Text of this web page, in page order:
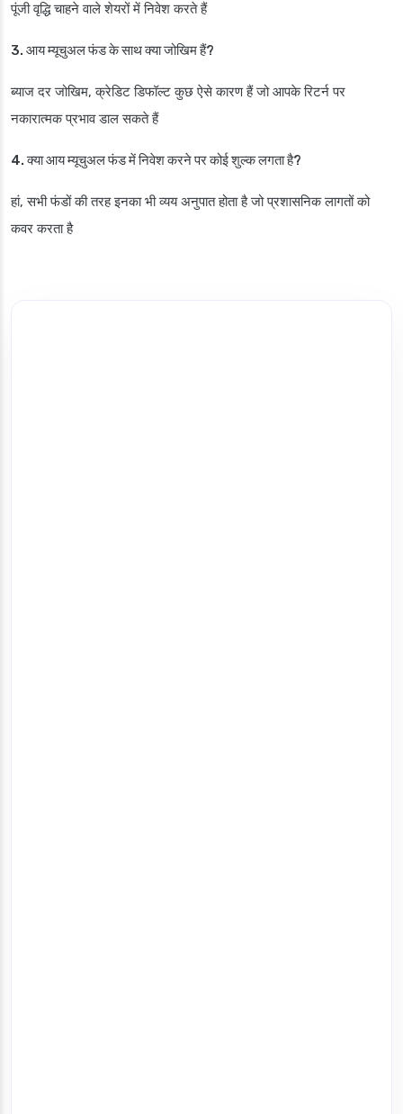
पूंजी वृद्धि चाहने वाले शेयरों में निवेश करते हैं
3. आय म्यूचुअल फंड के साथ क्या जोखिम हैं?
ब्याज दर जोखिम, क्रेडिट डिफॉल्ट कुछ ऐसे कारण हैं जो आपके रिटर्न पर
नकारात्मक प्रभाव डाल सकते हैं
4. क्या आय म्यूचुअल फंड में निवेश करने पर कोई शुल्क लगता है?
हां, सभी फंडों की तरह इनका भी व्यय अनुपात होता है जो प्रशासनिक लागतों को
कवर करता है